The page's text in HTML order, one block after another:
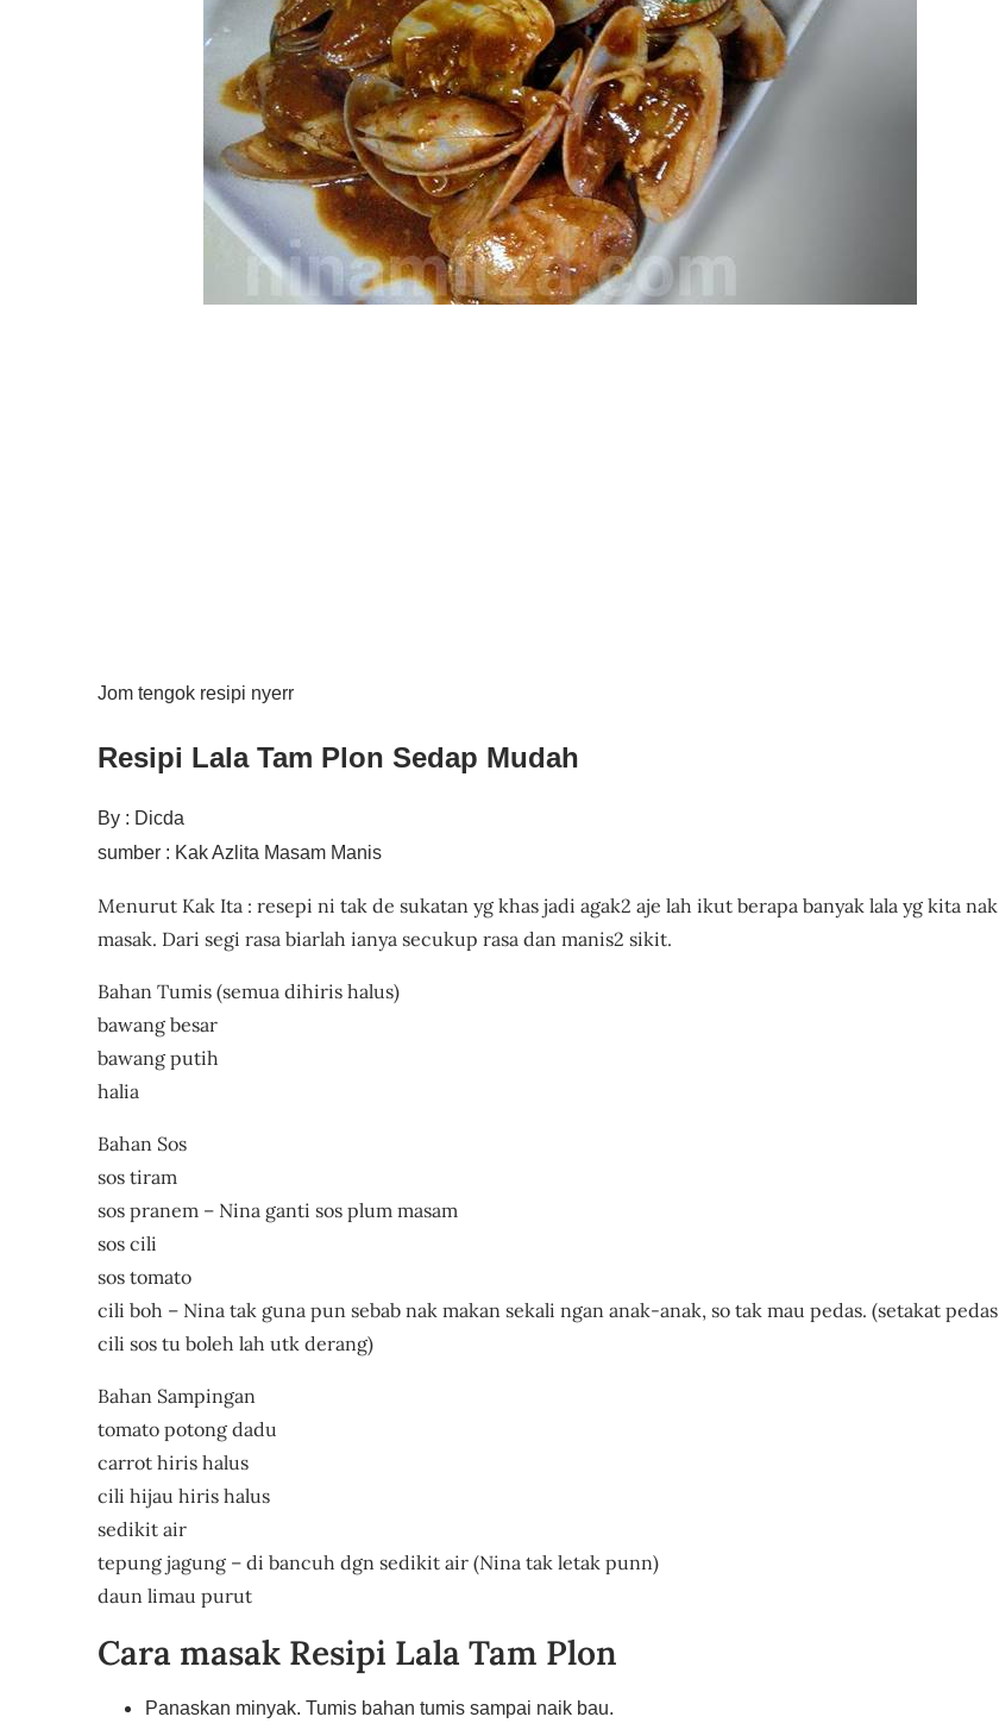
Jom tengok resipi nyerr
Resipi Lala Tam Plon Sedap Mudah
By : Dicda
sumber : Kak Azlita Masam Manis
Menurut Kak Ita : resepi ni tak de sukatan yg khas jadi agak2 aje lah ikut berapa banyak lala yg kita nak
masak. Dari segi rasa biarlah ianya secukup rasa dan manis2 sikit.
Bahan Tumis (semua dihiris halus)
bawang besar
bawang putih
halia
Bahan Sos
sos tiram
sos pranem – Nina ganti sos plum masam
sos cili
sos tomato
cili boh – Nina tak guna pun sebab nak makan sekali ngan anak-anak, so tak mau pedas. (setakat pedas
cili sos tu boleh lah utk derang)
Bahan Sampingan
tomato potong dadu
carrot hiris halus
cili hijau hiris halus
sedikit air
tepung jagung – di bancuh dgn sedikit air (Nina tak letak punn)
daun limau purut
Cara masak Resipi Lala Tam Plon
Panaskan minyak. Tumis bahan tumis sampai naik bau.